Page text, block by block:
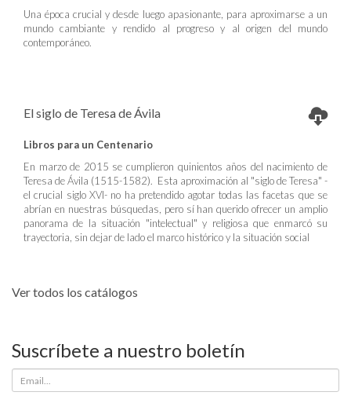
Una época crucial y desde luego apasionante, para aproximarse a un
mundo cambiante y rendido al progreso y al origen del mundo
contemporáneo.
El siglo de Teresa de Ávila
Libros para un Centenario
En marzo de 2015 se cumplieron quinientos años del nacimiento de
Teresa de Ávila (1515-1582). Esta aproximación al "siglo de Teresa" -
el crucial siglo XVI- no ha pretendido agotar todas las facetas que se
abrían en nuestras búsquedas, pero sí han querido ofrecer un amplio
panorama de la situación "intelectual" y religiosa que enmarcó su
trayectoria, sin dejar de lado el marco histórico y la situación social
Ver todos los catálogos
Suscríbete a nuestro boletín